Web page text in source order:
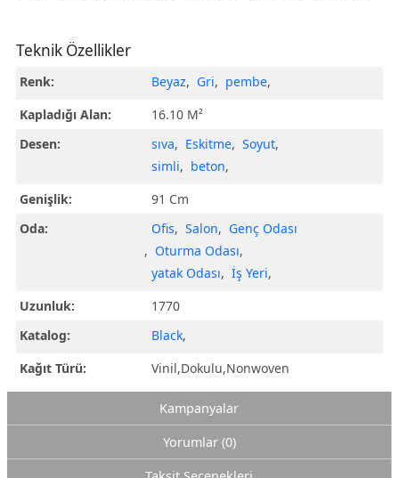
Teknik Özellikler
Renk: Beyaz, Gri, pembe,
Kapladığı Alan:
16.10 M²
Desen:
sıva, Eskitme, Soyut,
simli, beton,
Genişlik:
91 Cm
Oda:
Ofis, Salon, Genç Odası
, Oturma Odası,
yatak Odası, İş Yeri,
Uzunluk:
1770
Katalog:
Black,
Kağıt Türü:
Vinil,Dokulu,Nonwoven
Kampanyalar
Yorumlar (0)